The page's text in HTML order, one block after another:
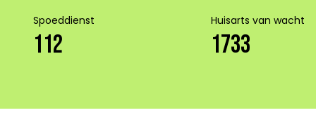
Spoeddienst
112
Huisarts van wacht
1733